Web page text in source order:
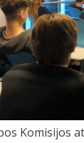
Komisijos